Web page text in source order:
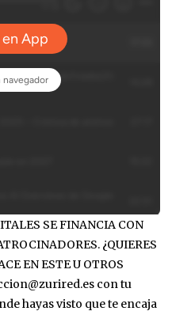
SE FINANCIA CON
¿QUIERES
EN ESTE U OTROS
con tu
hayas visto que te encaja